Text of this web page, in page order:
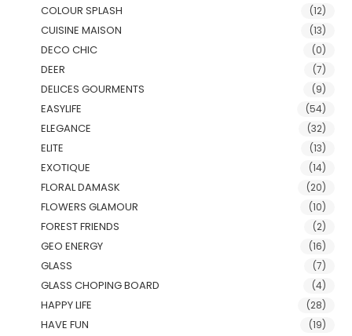
COLOUR SPLASH (12)
CUISINE MAISON (13)
DECO CHIC (0)
DEER (7)
DELICES GOURMENTS (9)
EASYLIFE (54)
ELEGANCE (32)
ELITE (13)
EXOTIQUE (14)
FLORAL DAMASK (20)
FLOWERS GLAMOUR (10)
FOREST FRIENDS (2)
GEO ENERGY (16)
GLASS (7)
GLASS CHOPING BOARD (4)
HAPPY LIFE (28)
HAVE FUN (19)